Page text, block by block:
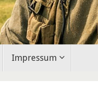
Impressum